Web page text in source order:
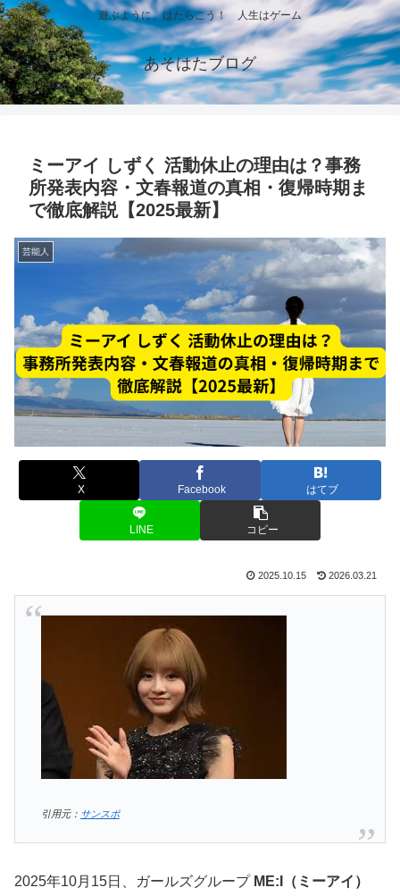
遊ぶように、はたらこう！ 人生はゲーム
あそはたブログ
ミーアイ しずく 活動休止の理由は？事務
所発表内容・文春報道の真相・復帰時期ま
で徹底解説【2025最新】
芸能人
X Facebook はてブ
LINE コピー
2025.10.15 2026.03.21
引用元： サンスポ
2025年10月15日、ガールズグループ ME:I（ミーアイ）